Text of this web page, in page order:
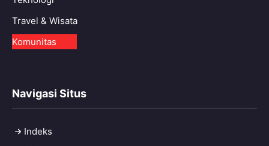
Travel & Wisata
Komunitas
Navigasi Situs
Indeks